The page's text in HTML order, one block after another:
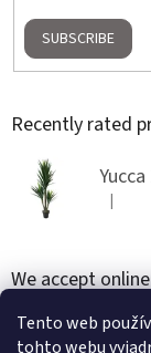
Tento web
tohto webu
SUBSCRIBE
Recently rated
The
|
We accept